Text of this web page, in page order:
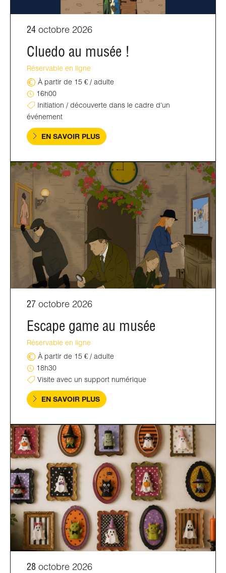
24 octobre 2026
Cluedo au musée !
Réservable en ligne
À partir de 15 € / adulte
16h00
Initiation / découverte dans le cadre d'un
événement
EN SAVOIR PLUS
27 octobre 2026
Escape game au musée
Réservable en ligne
À partir de 15 € / adulte
18h30
Visite avec un support numérique
EN SAVOIR PLUS
28 octobre 2026